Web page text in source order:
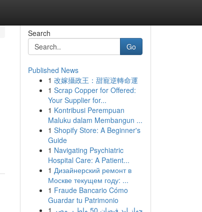
Search
Go
Published News
1 改嫁攝政王：甜寵逆轉命運
1 Scrap Copper for Offered:
Your Supplier for...
1 Kontribusi Perempuan
Maluku dalam Membangun ...
1 Shopify Store: A Beginner's
Guide
1 Navigating Psychiatric
Hospital Care: A Patient...
1 Дизайнерский ремонт в
Москве текущем году: ...
1 Fraude Bancario Cómo
Guardar tu Patrimonio
1
جهاز ليد فيضان 50 واط بـ مصر